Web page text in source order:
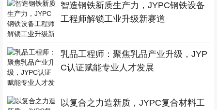
智造钢铁新质生产力，JYPC钢铁设备
工程师解锁工业升级新赛道
乳品工程师：聚焦乳品产业升级，JYP
C认证赋能专业人才发展
以复合之力造新质，JYPC复合材料工